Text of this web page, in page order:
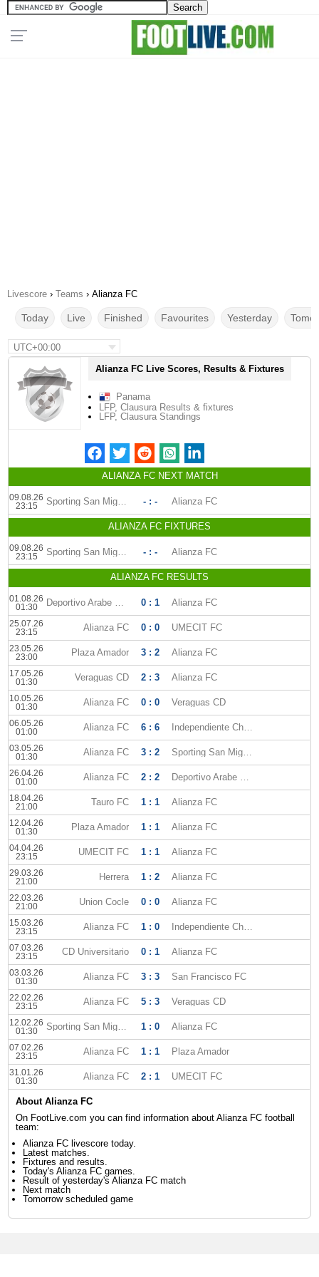
Livescore › Teams › Alianza FC
Today Live Finished Favourites Yesterday
UTC+00:00
Alianza FC Live Scores, Results & Fixtures
Panama
LFP, Clausura Results & fixtures
LFP, Clausura Standings
ALIANZA FC NEXT MATCH
09.08.26
23:15
Sporting San Miguelito - : - Alianza FC
ALIANZA FC FIXTURES
09.08.26
23:15
Sporting San Miguelito - : - Alianza FC
ALIANZA FC RESULTS
01.08.26
01:30
Deportivo Arabe Unido 0 : 1 Alianza FC
25.07.26
23:15
Alianza FC 0 : 0 UMECIT FC
23.05.26
23:00
Plaza Amador 3 : 2 Alianza FC
17.05.26
01:30
Veraguas CD 2 : 3 Alianza FC
10.05.26
01:30
Alianza FC 0 : 0 Veraguas CD
06.05.26
01:00
Alianza FC 6 : 6 Independiente Chorrera
03.05.26
01:30
Alianza FC 3 : 2 Sporting San Miguelito
26.04.26
01:00
Alianza FC 2 : 2 Deportivo Arabe Unido
18.04.26
21:00
Tauro FC 1 : 1 Alianza FC
12.04.26
01:30
Plaza Amador 1 : 1 Alianza FC
04.04.26
23:15
UMECIT FC 1 : 1 Alianza FC
29.03.26
21:00
Herrera 1 : 2 Alianza FC
22.03.26
21:00
Union Cocle 0 : 0 Alianza FC
15.03.26
23:15
Alianza FC 1 : 0 Independiente Chorrera
07.03.26
23:15
CD Universitario 0 : 1 Alianza FC
03.03.26
01:30
Alianza FC 3 : 3 San Francisco FC
22.02.26
23:15
Alianza FC 5 : 3 Veraguas CD
12.02.26
01:30
Sporting San Miguelito 1 : 0 Alianza FC
07.02.26
23:15
Alianza FC 1 : 1 Plaza Amador
31.01.26
01:30
Alianza FC 2 : 1 UMECIT FC
About Alianza FC
On FootLive.com you can find information about Alianza FC football
team:
Alianza FC livescore today.
Latest matches.
Fixtures and results.
Today's Alianza FC games.
Result of yesterday's Alianza FC match
Next match
Tomorrow scheduled game